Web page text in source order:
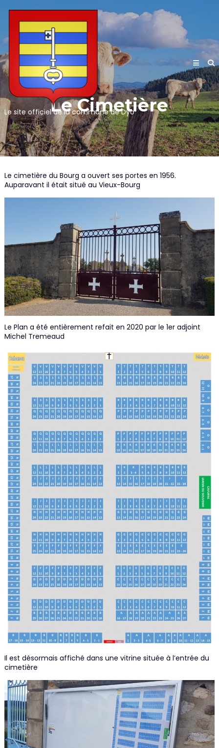
content
Le site officiel de la commune de Dyo
Le Cimetière
Le cimetière du Bourg a ouvert ses portes en 1956.
Auparavant il était situé au Vieux-Bourg
Le Plan a été entièrement refait en 2020 par le 1er adjoint
Michel Tremeaud
Il est désormais affiché dans une vitrine située à l’entrée du
cimetière